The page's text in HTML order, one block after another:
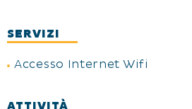
SERVIZI
Accesso Internet Wifi
ATTIVITÀ